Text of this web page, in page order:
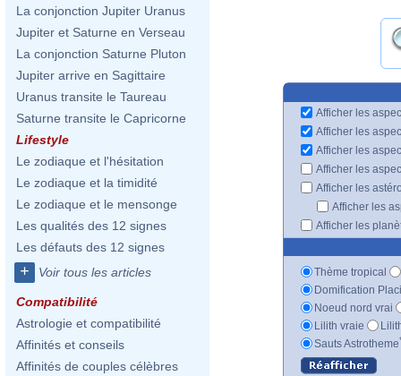
La conjonction Jupiter Uranus
Jupiter et Saturne en Verseau
La conjonction Saturne Pluton
Jupiter arrive en Sagittaire
Uranus transite le Taureau
Saturne transite le Capricorne
Lifestyle
Le zodiaque et l'hésitation
Le zodiaque et la timidité
Le zodiaque et le mensonge
Les qualités des 12 signes
Les défauts des 12 signes
+ Voir tous les articles
Compatibilité
Astrologie et compatibilité
Affinités et conseils
Affinités de couples célèbres
Afficher les
Afficher les
Afficher les
Afficher les
Afficher les
Afficher les
Afficher les
Thème tropical
Domification
Noeud nord vrai
Lilith vraie
Sauts Astrotheme